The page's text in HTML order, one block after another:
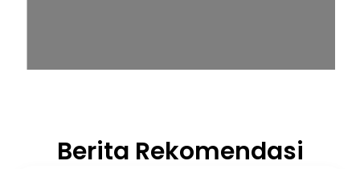
Berita Rekomendasi